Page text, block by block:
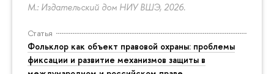
М.: Издательский дом НИУ ВШЭ, 2026.
Статья
Фольклор как объект правовой охраны: проблемы
фиксации и развитие механизмов защиты в